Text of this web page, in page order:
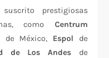
prestigiosas
como Centrum
de México, Espol de
de Los Andes de